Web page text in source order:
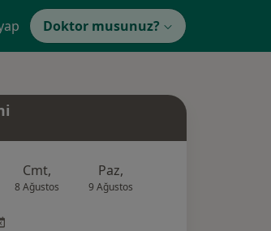
Doktor musunuz?
Cmt,
8 Ağustos
Paz,
9 Ağustos